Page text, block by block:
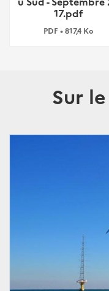
17.pdf
PDF • 817,4 Ko
Sur